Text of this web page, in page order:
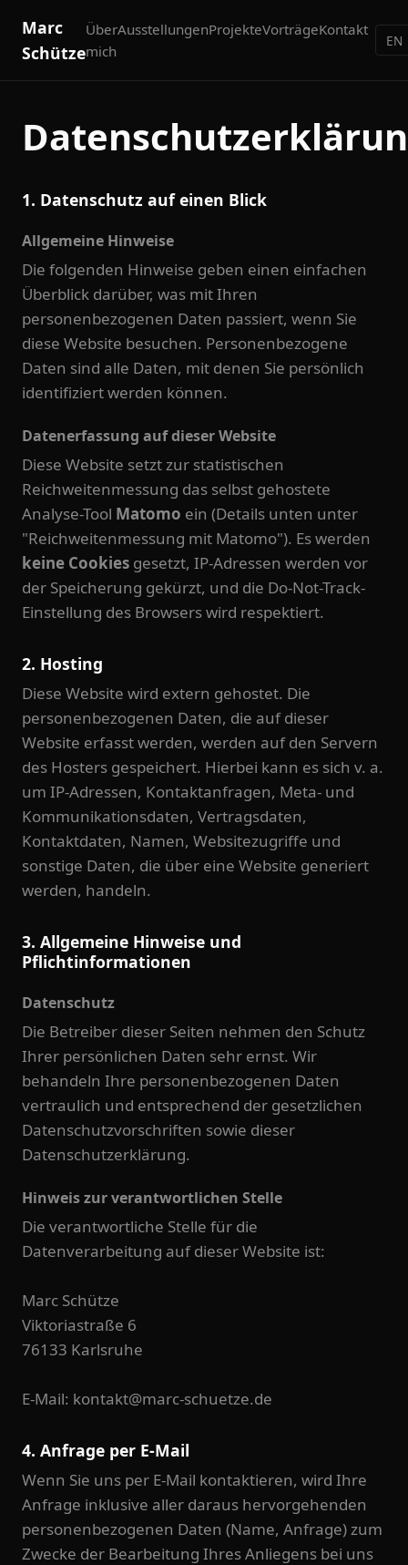
Marc
Schütze
Über
mich
AusstellungenProjekteVorträgeKontakt
EN
1. Datenschutz auf einen Blick
Allgemeine Hinweise
Die folgenden Hinweise geben einen einfachen
Überblick darüber, was mit Ihren
personenbezogenen Daten passiert, wenn Sie
diese Website besuchen. Personenbezogene
Daten sind alle Daten, mit denen Sie persönlich
identifiziert werden können.
Datenerfassung auf dieser Website
Diese Website setzt zur statistischen
Reichweitenmessung das selbst gehostete
Analyse-Tool Matomo ein (Details unten unter
"Reichweitenmessung mit Matomo"). Es werden
keine Cookies gesetzt, IP-Adressen werden vor
der Speicherung gekürzt, und die Do-Not-Track-
Einstellung des Browsers wird respektiert.
2. Hosting
Diese Website wird extern gehostet. Die
personenbezogenen Daten, die auf dieser
Website erfasst werden, werden auf den Servern
des Hosters gespeichert. Hierbei kann es sich v. a.
um IP-Adressen, Kontaktanfragen, Meta- und
Kommunikationsdaten, Vertragsdaten,
Kontaktdaten, Namen, Websitezugriffe und
sonstige Daten, die über eine Website generiert
werden, handeln.
3. Allgemeine Hinweise und
Pflichtinformationen
Datenschutz
Die Betreiber dieser Seiten nehmen den Schutz
Ihrer persönlichen Daten sehr ernst. Wir
behandeln Ihre personenbezogenen Daten
vertraulich und entsprechend der gesetzlichen
Datenschutzvorschriften sowie dieser
Datenschutzerklärung.
Hinweis zur verantwortlichen Stelle
Die verantwortliche Stelle für die
Datenverarbeitung auf dieser Website ist:
Marc Schütze
Viktoriastraße 6
76133 Karlsruhe
E-Mail: kontakt@marc-schuetze.de
4. Anfrage per E-Mail
Wenn Sie uns per E-Mail kontaktieren, wird Ihre
Anfrage inklusive aller daraus hervorgehenden
personenbezogenen Daten (Name, Anfrage) zum
Zwecke der Bearbeitung Ihres Anliegens bei uns